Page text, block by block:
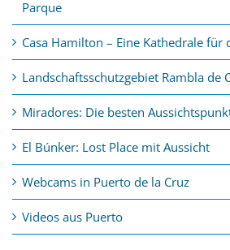
Parque
Casa Hamilton – Eine Kathedrale für
Landschaftsschutzgebiet Rambla de
Miradores: Die besten
El Búnker: Lost Place mit Aussicht
Webcams in Puerto de la Cruz
Videos aus Puerto